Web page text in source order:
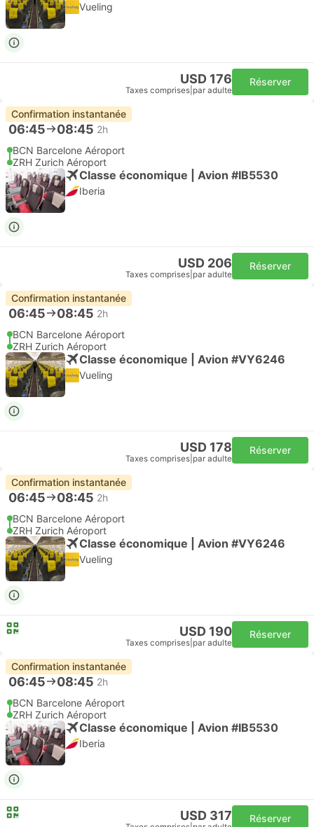
Vueling
USD 176
Taxes comprises par adulte
Réserver
Confirmation instantanée
06:45 08:45 2h
BCN Barcelone Aéroport
ZRH Zurich Aéroport
Classe économique | Avion #IB5530
Iberia
USD 206
Taxes comprises par adulte
Réserver
Confirmation instantanée
06:45 08:45 2h
BCN Barcelone Aéroport
ZRH Zurich Aéroport
Classe économique | Avion #VY6246
Vueling
USD 178
Taxes comprises par adulte
Réserver
Confirmation instantanée
06:45 08:45 2h
BCN Barcelone Aéroport
ZRH Zurich Aéroport
Classe économique | Avion #VY6246
Vueling
USD 190
Taxes comprises par adulte
Réserver
Confirmation instantanée
06:45 08:45 2h
BCN Barcelone Aéroport
ZRH Zurich Aéroport
Classe économique | Avion #IB5530
Iberia
USD 317 Réserver